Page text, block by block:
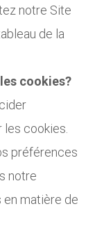
notre Site
de la
cookies?
les cookies.
préférences
notre
en matière de